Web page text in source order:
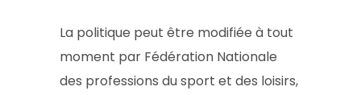
La politique peut être modifiée à tout
moment par Fédération Nationale
des professions du sport et des loisirs,